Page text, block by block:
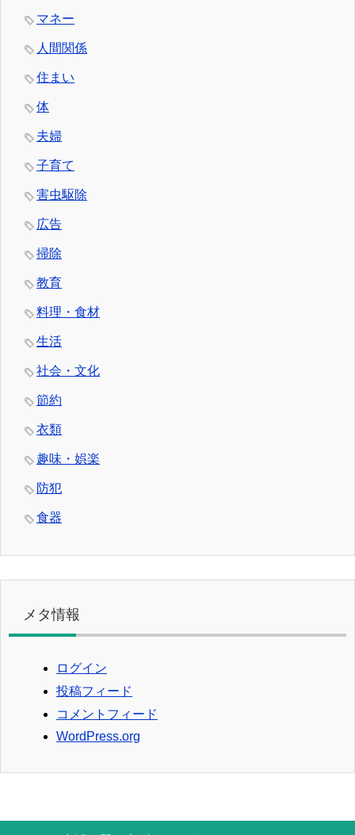
マネー
人間関係
住まい
体
夫婦
子育て
害虫駆除
広告
掃除
教育
料理・食材
生活
社会・文化
節約
衣類
趣味・娯楽
防犯
食器
メタ情報
ログイン
投稿フィード
コメントフィード
WordPress.org